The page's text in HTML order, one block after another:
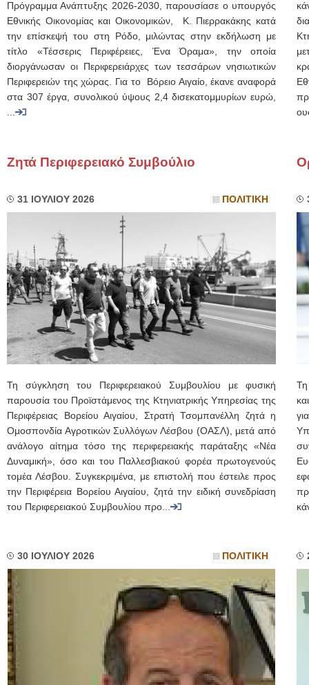
Πρόγραμμα Ανάπτυξης 2026-2030, παρουσίασε ο υπουργός
Εθνικής Οικονομίας και Οικονομικών, Κ. Πιερρακάκης κατά
την επίσκεψή του στη Ρόδο, μιλώντας στην εκδήλωση με
τίτλο «Τέσσερις Περιφέρειες, Ένα Όραμα», την οποία
διοργάνωσαν οι Περιφερειάρχες των τεσσάρων νησιωτικών
Περιφερειών της χώρας. Για το Βόρειο Αιγαίο, έκανε αναφορά
στα 307 έργα, συνολικού ύψους 2,4 δισεκατομμυρίων ευρώ,
...
Ζητά Περιφερειακό Συμβούλιο
31 ΙΟΥΛΙΟΥ 2026 ΠΟΛΙΤΙΚΗ
Τη σύγκληση του Περιφερειακού Συμβουλίου με φυσική
παρουσία του Προϊστάμενος της Κτηνιατρικής Υπηρεσίας της
Περιφέρειας Βορείου Αιγαίου, Στρατή Τσομπανέλλη ζητά η
Ομοσπονδία Αγροτικών Συλλόγων Λέσβου (ΟΑΣΛ), μετά από
ανάλογο αίτημα τόσο της περιφερειακής παράταξης «Νέα
Δυναμική», όσο και του Παλλεσβιακού φορέα πρωτογενούς
τομέα Λέσβου. Συγκεκριμένα, με επιστολή που έστειλε προς
την Περιφέρεια Βορείου Αιγαίου, ζητά την ειδική συνεδρίαση
του Περιφερειακού Συμβουλίου προ...
Τη
30 ΙΟΥΛΙΟΥ 2026 ΠΟΛΙΤΙΚΗ